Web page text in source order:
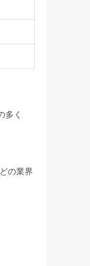
多く
の業界